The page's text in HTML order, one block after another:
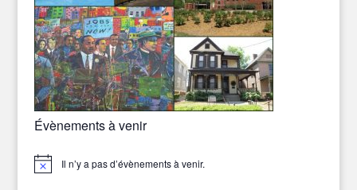
Évènements à venir
Notice Il n’y a pas d’évènements à venir.